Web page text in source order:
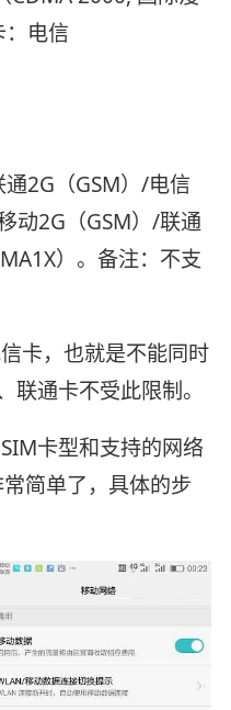
电信
2G（GSM）/电信
动2G（GSM）/联通
）。备注：不支
卡，也就是不能同时
通卡不受此限制。
卡型和支持的网络
简单了，具体的步